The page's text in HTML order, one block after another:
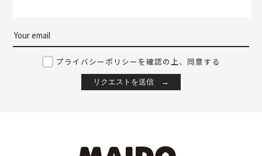
プライバシーポリシーを確認の上、同意する